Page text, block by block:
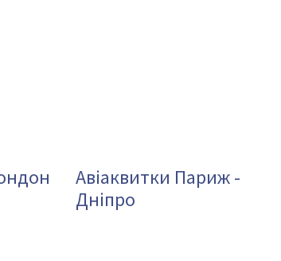
Авіаквитки Париж -
Дніпро